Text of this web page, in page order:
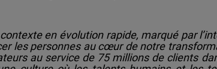
contexte en évolution rapide, marqué par
les personnes au cœur de notre
au service de 75 millions de clients